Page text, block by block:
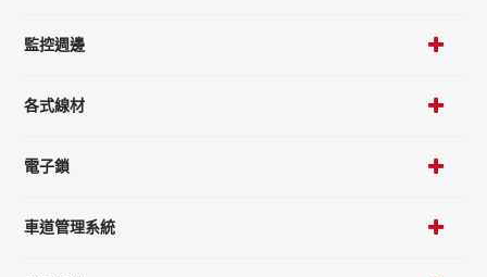
監控週邊
各式線材
電子鎖
車道管理系統